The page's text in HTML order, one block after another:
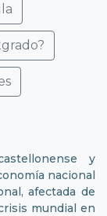
y
nacional
afectada de
mundial en